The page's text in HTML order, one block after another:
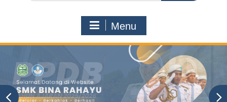
Menu